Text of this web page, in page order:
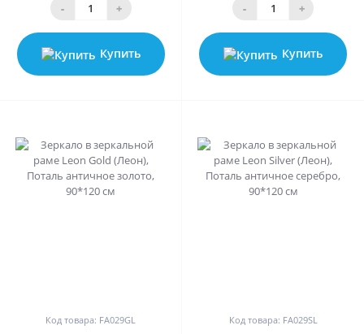
- +
Купить
- +
Купить
Код товара: FA029GL Код товара: FA029SL